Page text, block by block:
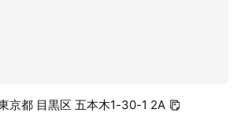
京都 目黒区 五本木1-30-1 2A